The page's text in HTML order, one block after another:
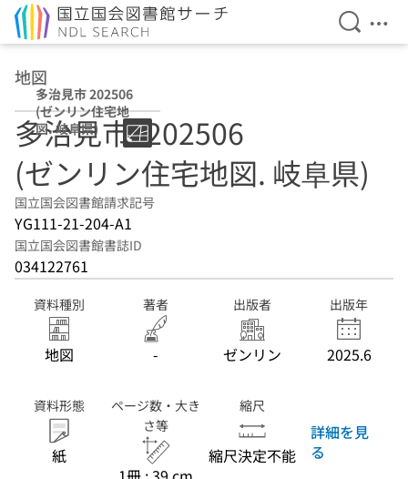
検索を
メ
地図
多治見市 202506
(ゼンリン住宅地
図. 岐阜県)
多治見市. 202506
(ゼンリン住宅地図. 岐阜県)
国立国会図書館請求記号
YG111-21-204-A1
国立国会図書館書誌ID
034122761
資料種別
地図
著者
-
出版者
ゼンリン
出版年
2025.6
資料形態
紙
ページ数・大き
さ等
縮尺
縮尺決定不能
詳細を見
る